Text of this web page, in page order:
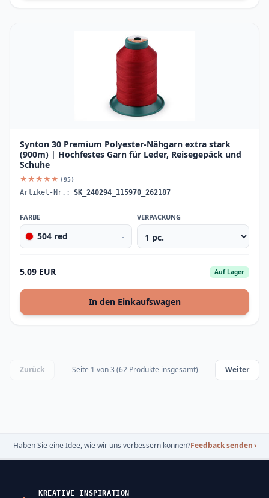
Synton 30 Premium Polyester-Nähgarn extra stark
(900m) | Hochfestes Garn für Leder, Reisegepäck und
Schuhe
★★★★★ (95)
Artikel-Nr.: SK_240294_115970_262187
FARBE
504 red
VERPACKUNG
5.09 EUR Auf Lager
In den Einkaufswagen
Zurück Seite 1 von 3 (62 Produkte insgesamt) Weiter
Haben Sie eine Idee, wie wir uns verbessern können?Feedback senden›
KREATIVE INSPIRATION